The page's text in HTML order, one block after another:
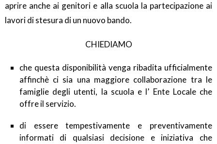
aprire anche ai genitori e alla scuola la partecipazione ai
lavori di stesura di un nuovo bando.
CHIEDIAMO
che questa disponibilità venga ribadita ufficialmente
affinchè ci sia una maggiore collaborazione tra le
famiglie degli utenti, la scuola e l’ Ente Locale che
offre il servizio.
di essere tempestivamente e preventivamente
informati di qualsiasi decisione e iniziativa che